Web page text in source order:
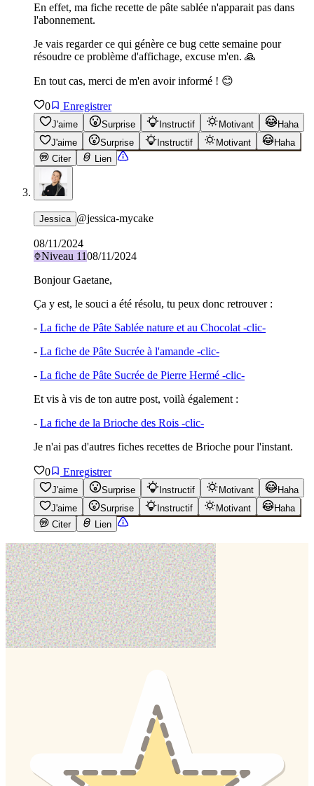
En effet, ma fiche recette de pâte sablée n'apparait pas dans
l'abonnement.
Je vais regarder ce qui génère ce bug cette semaine pour
résoudre ce problème d'affichage, excuse m'en. 🙏
En tout cas, merci de m'en avoir informé ! 😊
0 Enregistrer
J'aime Surprise Instructif Motivant
Haha
J'aime
Surprise Instructif Motivant
Haha
Citer
Lien
Jessica @jessica-mycake
08/11/2024
Niveau 1108/11/2024
Bonjour Gaetane,
Ça y est, le souci a été résolu, tu peux donc retrouver :
- La fiche de Pâte Sablée nature et au Chocolat -clic-
- La fiche de Pâte Sucrée à l'amande -clic-
- La fiche de Pâte Sucrée de Pierre Hermé -clic-
Et vis à vis de ton autre post, voilà également :
- La fiche de la Brioche des Rois -clic-
Je n'ai pas d'autres fiches recettes de Brioche pour l'instant.
0 Enregistrer
J'aime Surprise Instructif Motivant
Haha
J'aime
Surprise Instructif Motivant
Haha
Citer
Lien